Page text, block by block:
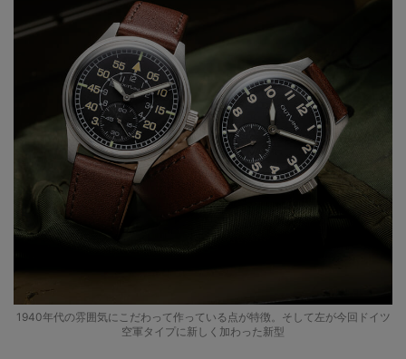
1940年代の雰囲気にこだわって作っている点が特徴。そして左が今回ドイツ
空軍タイプに新しく加わった新型